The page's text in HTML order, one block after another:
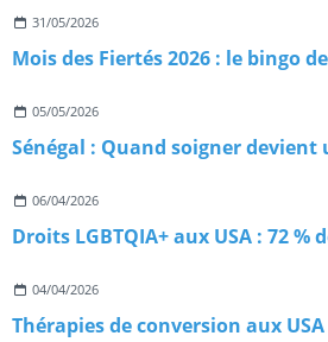
31/05/2026
Mois des Fiertés 2026 : le bingo
05/05/2026
06/04/2026
04/04/2026